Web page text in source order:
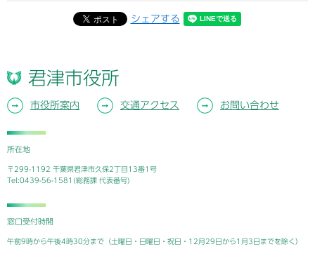
シェアする
君津市役所
市役所案内 交通アクセス お問い合わせ
所在地
〒299-1192 千葉県君津市久保2丁目13番1号
Tel:0439-56-1581(総務課 代表番号)
窓口受付時間
午前9時から午後4時30分まで（土曜日・日曜日・祝日・12月29日から1月3日までを除く）